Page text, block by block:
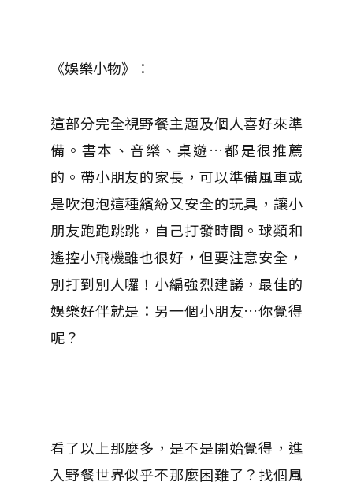
《娛樂小物》：
這部分完全視野餐主題及個人喜好來準
備。書本、音樂、桌遊…都是很推薦
的。帶小朋友的家長，可以準備風車或
是吹泡泡這種繽紛又安全的玩具，讓小
朋友跑跑跳跳，自己打發時間。球類和
遙控小飛機雖也很好，但要注意安全，
別打到別人囉！小編強烈建議，最佳的
娛樂好伴就是：另一個小朋友…你覺得
呢？
看了以上那麼多，是不是開始覺得，進
入野餐世界似乎不那麼困難了？找個風